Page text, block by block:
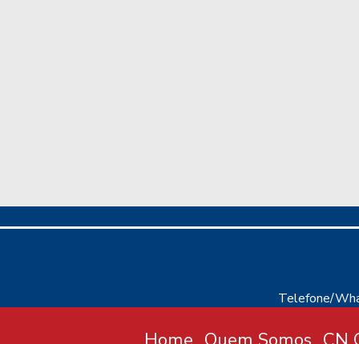
Telefone/